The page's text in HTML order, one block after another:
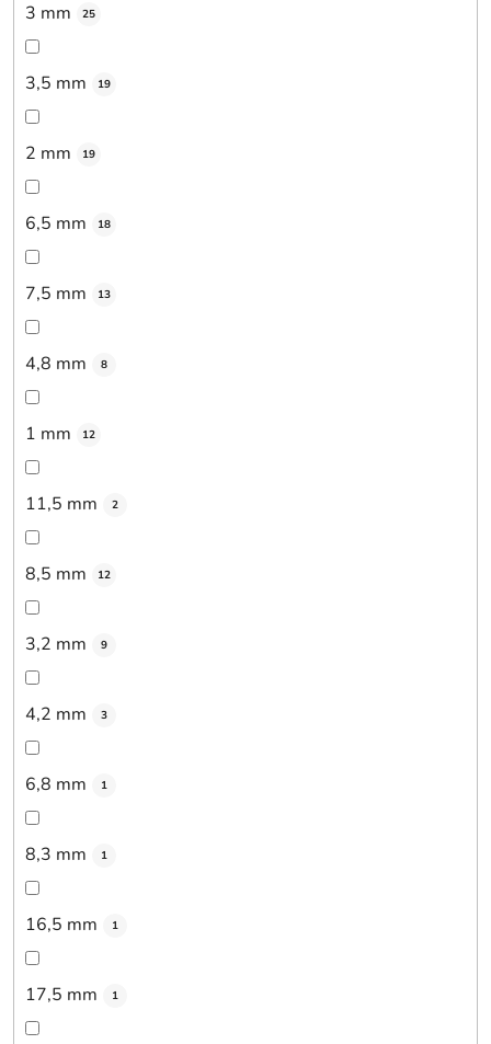
3 mm 25
3,5 mm 19
2 mm 19
6,5 mm 18
7,5 mm 13
4,8 mm 8
1 mm 12
11,5 mm 2
8,5 mm 12
3,2 mm 9
4,2 mm 3
6,8 mm 1
8,3 mm 1
16,5 mm 1
17,5 mm 1